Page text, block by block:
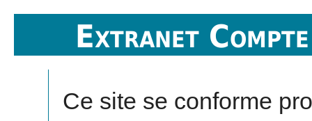
Extranet
Ce site se conforme